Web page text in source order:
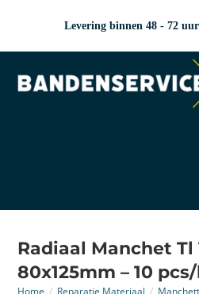
Levering binnen 48 - 72
Radiaal Manchet Tl
80x125mm – 10
Home / Reparatie Materiaal /